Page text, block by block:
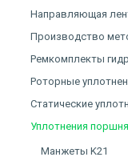
Направляющая
Производство
Ремкомплекты
Роторные
Статические
Уплотнения поршня
Манжеты K21